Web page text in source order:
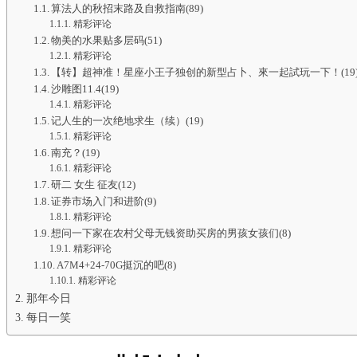
算法人的秋招末路及自救指南(89)
精彩评论
物美的水果贴多层码(51)
精彩评论
【转】超神准！星座小王子独创的新型占卜、來一起試玩一下！
沙雕图11.4(19)
精彩评论
记人生的一次绝地求生（续）(19)
精彩评论
南充？(19)
精彩评论
研二 女生 征友(12)
证券市场入门和进阶(9)
精彩评论
想问一下家在农村父母无钱资助买房的男孩女孩们(8)
精彩评论
A7M4+24-70G挺沉的吧(8)
精彩评论
那年今日
每日一笑